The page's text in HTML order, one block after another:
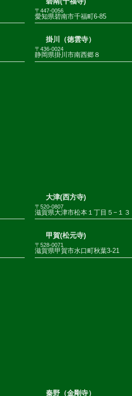
〒447-0056
愛知県碧南市千福町6-85
掛川（徳雲寺）
〒436-0024
静岡県掛川市南西郷８
大津(西方寺)
〒520-0807
滋賀県大津市松本１丁目５−１３
甲賀(松元寺)
〒528-0071
滋賀県甲賀市水口町秋葉3-21
秦野（金剛寺）